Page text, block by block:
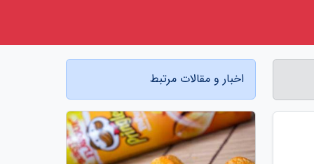
اخبار و مقالات مرتبط